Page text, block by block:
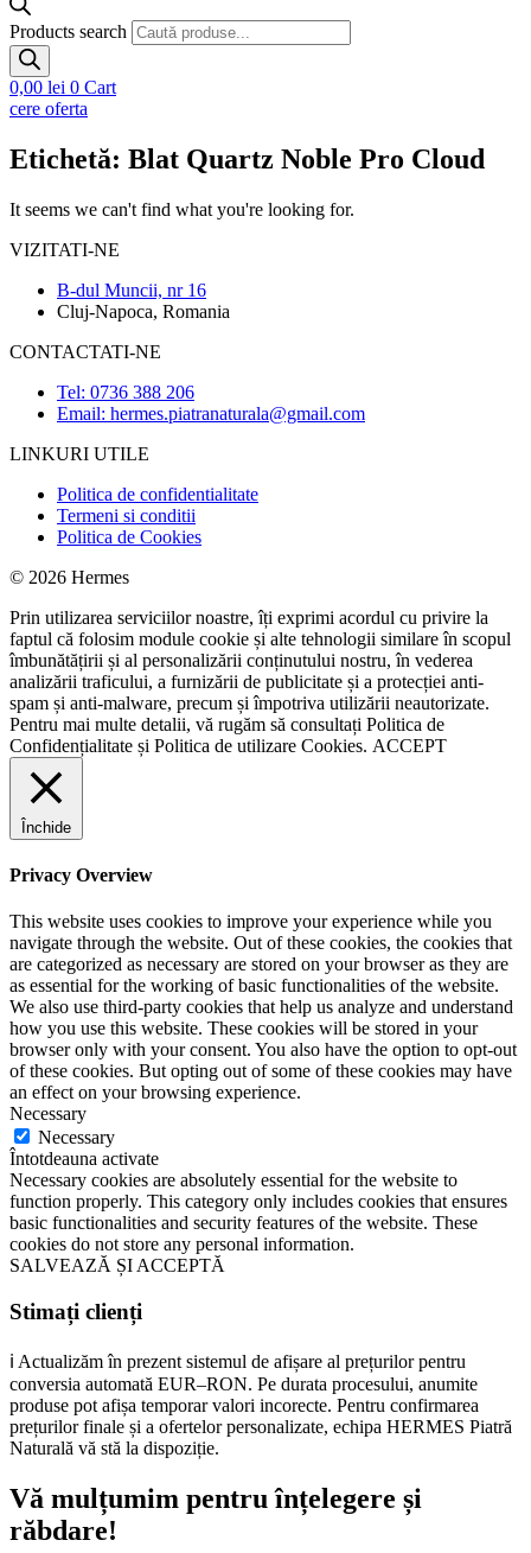
Products search
0,00 lei 0 Cart
cere oferta
Etichetă: Blat Quartz Noble Pro Cloud
It seems we can't find what you're looking for.
VIZITATI-NE
B-dul Muncii, nr 16
Cluj-Napoca, Romania
CONTACTATI-NE
Tel: 0736 388 206
Email: hermes.piatranaturala@gmail.com
LINKURI UTILE
Politica de confidentialitate
Termeni si conditii
Politica de Cookies
© 2026 Hermes
Prin utilizarea serviciilor noastre, îți exprimi acordul cu privire la
faptul că folosim module cookie și alte tehnologii similare în scopul
îmbunătățirii și al personalizării conținutului nostru, în vederea
analizării traficului, a furnizării de publicitate și a protecției anti-
spam și anti-malware, precum și împotriva utilizării neautorizate.
Pentru mai multe detalii, vă rugăm să consultați Politica de
Confidențialitate și Politica de utilizare Cookies. ACCEPT
Închide
Privacy Overview
This website uses cookies to improve your experience while you
navigate through the website. Out of these cookies, the cookies that
are categorized as necessary are stored on your browser as they are
as essential for the working of basic functionalities of the website.
We also use third-party cookies that help us analyze and understand
how you use this website. These cookies will be stored in your
browser only with your consent. You also have the option to opt-out
of these cookies. But opting out of some of these cookies may have
an effect on your browsing experience.
Necessary
Necessary
Întotdeauna activate
Necessary cookies are absolutely essential for the website to
function properly. This category only includes cookies that ensures
basic functionalities and security features of the website. These
cookies do not store any personal information.
SALVEAZĂ ȘI ACCEPTĂ
Stimați clienți
ℹ️ Actualizăm în prezent sistemul de afișare al prețurilor pentru
conversia automată EUR–RON. Pe durata procesului, anumite
produse pot afișa temporar valori incorecte. Pentru confirmarea
prețurilor finale și a ofertelor personalizate, echipa HERMES Piatră
Naturală vă stă la dispoziție.
Vă mulțumim pentru înțelegere și
răbdare!